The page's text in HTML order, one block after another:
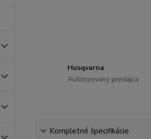
Husqvarna
Autorizovaný predajca
Kompletné špecifikácie